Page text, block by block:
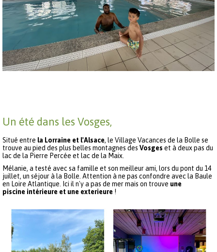
Un été dans les Vosges,
Situé entre la Lorraine et l'Alsace, le Village Vacances de la Bolle se
trouve au pied des plus belles montagnes des Vosges et à deux pas du
lac de la Pierre Percée et lac de la Maix.
Mélanie, a testé avec sa famille et son meilleur ami, lors du pont du 14
juillet, un séjour à la Bolle. Attention à ne pas confondre avec la Baule
en Loire Atlantique. Ici il n'y a pas de mer mais on trouve une
piscine intérieure et une exterieure!